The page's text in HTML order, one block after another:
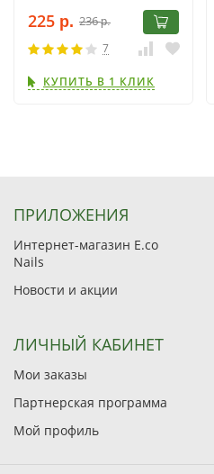
225 р. 236р.
7
КУПИТЬ В 1 КЛИК
ПРИЛОЖЕНИЯ
Интернет-магазин E.co
Nails
Новости и акции
ЛИЧНЫЙ КАБИНЕТ
Мои заказы
Партнерская программа
Мой профиль